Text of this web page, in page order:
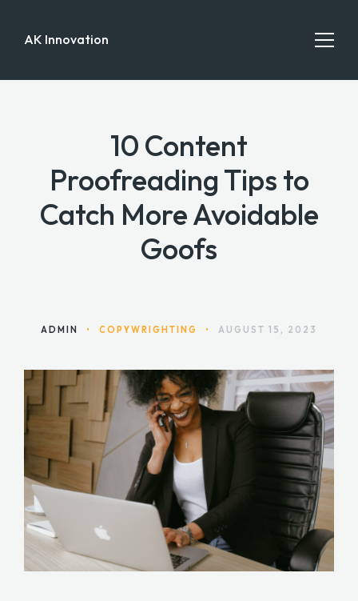
AK Innovation
HOME
CONTACT
10 Content
Proofreading Tips to
Catch More Avoidable
Goofs
ADMIN • COPYWRIGHTING • AUGUST 15, 2023